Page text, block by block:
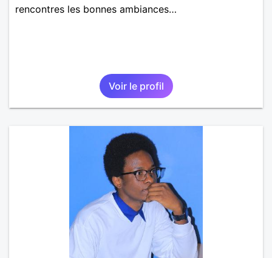
rencontres les bonnes ambiances…
Voir le profil